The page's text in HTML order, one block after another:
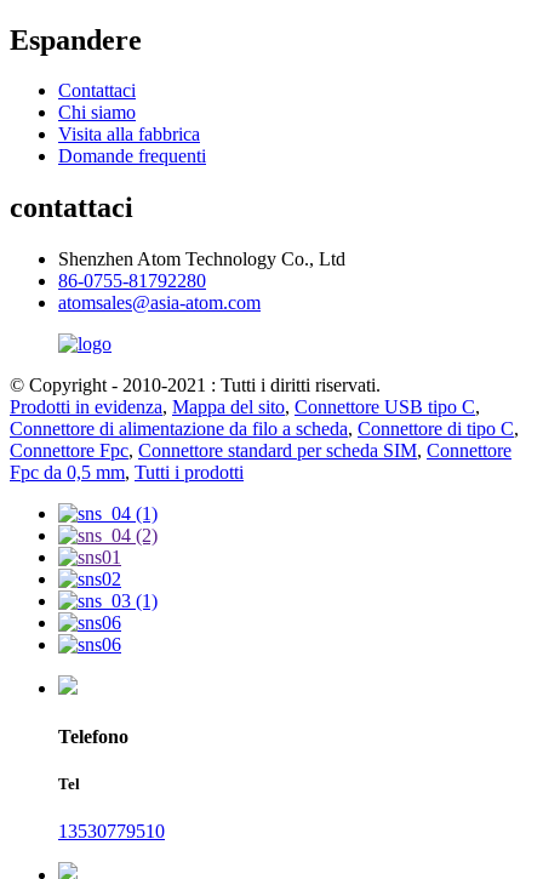
Espandere
Contattaci
Chi siamo
Visita alla fabbrica
Domande frequenti
contattaci
Shenzhen Atom Technology Co., Ltd
86-0755-81792280
atomsales@asia-atom.com
© Copyright - 2010-2021 : Tutti i diritti riservati.
Prodotti in evidenza, Mappa del sito, Connettore USB tipo C,
Connettore di alimentazione da filo a scheda, Connettore di tipo C,
Connettore Fpc, Connettore standard per scheda SIM, Connettore
Fpc da 0,5 mm, Tutti i prodotti
Telefono
Tel
13530779510